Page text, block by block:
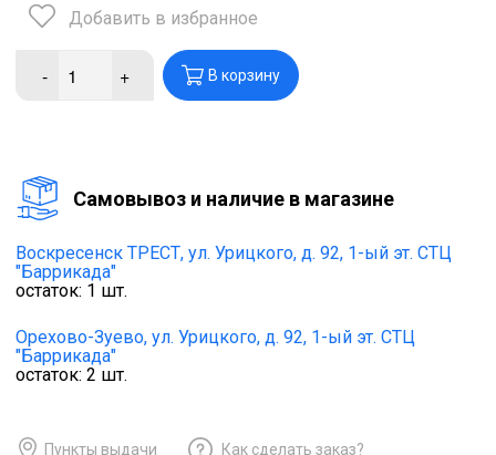
Добавить в избранное
- + В корзину
Cамовывоз и наличие в магазине
Воскресенск ТРЕСТ, ул. Урицкого, д. 92, 1-ый эт. СТЦ
"Баррикада"
остаток: 1 шт.
Орехово-Зуево, ул. Урицкого, д. 92, 1-ый эт. СТЦ
"Баррикада"
остаток: 2 шт.
Пункты выдачи Как сделать заказ?